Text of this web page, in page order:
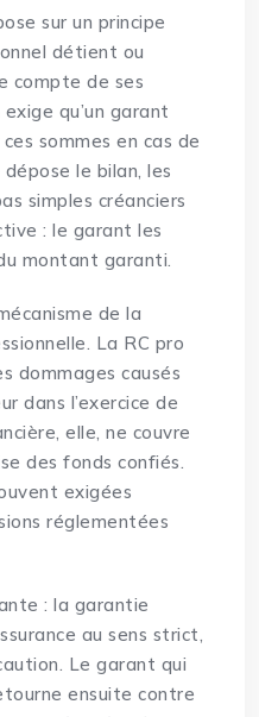
sur un principe
détient ou
compte de ses
qu’un garant
sommes en cas de
le bilan, les
simples créanciers
: le garant les
montant garanti.
de la
La RC pro
dommages causés
dans l’exercice de
elle, ne couvre
des fonds confiés.
exigées
réglementées
: la garantie
au sens strict,
Le garant qui
ensuite contre